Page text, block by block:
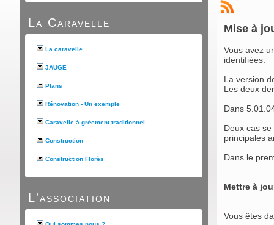
La Caravelle
La caravelle
JAUGE
Plans
Rénovation - Un exemple
Caravelle à gréement traditionnel
Construction
Construction Florès
L'association
Mise à
Vous avez
identifiées.
La version
Les deux
Dans
Deux cas
principales
Dans le
Mettre à
Vous êtes